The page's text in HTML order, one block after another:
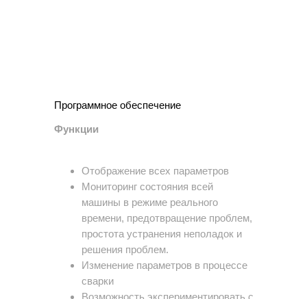
Программное обеспечение
Функции
Отображение всех параметров
Мониторинг состояния всей
машины в режиме реального
времени, предотвращение проблем,
простота устранения неполадок и
решения проблем.
Изменение параметров в процессе
сварки
Возможность экспериментировать с